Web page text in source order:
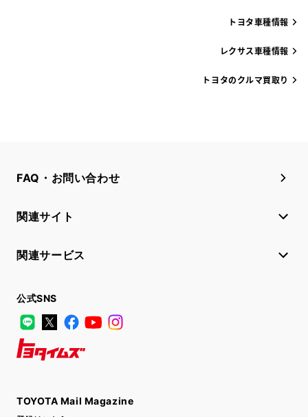
トヨタ車種情報
レクサス車種情報
トヨタのクルマ買取り
FAQ・お問い合わせ
関連サイト
関連サービス
公式SNS
LINE
X FacebookYouTube
TOYOTA Mail Magazine